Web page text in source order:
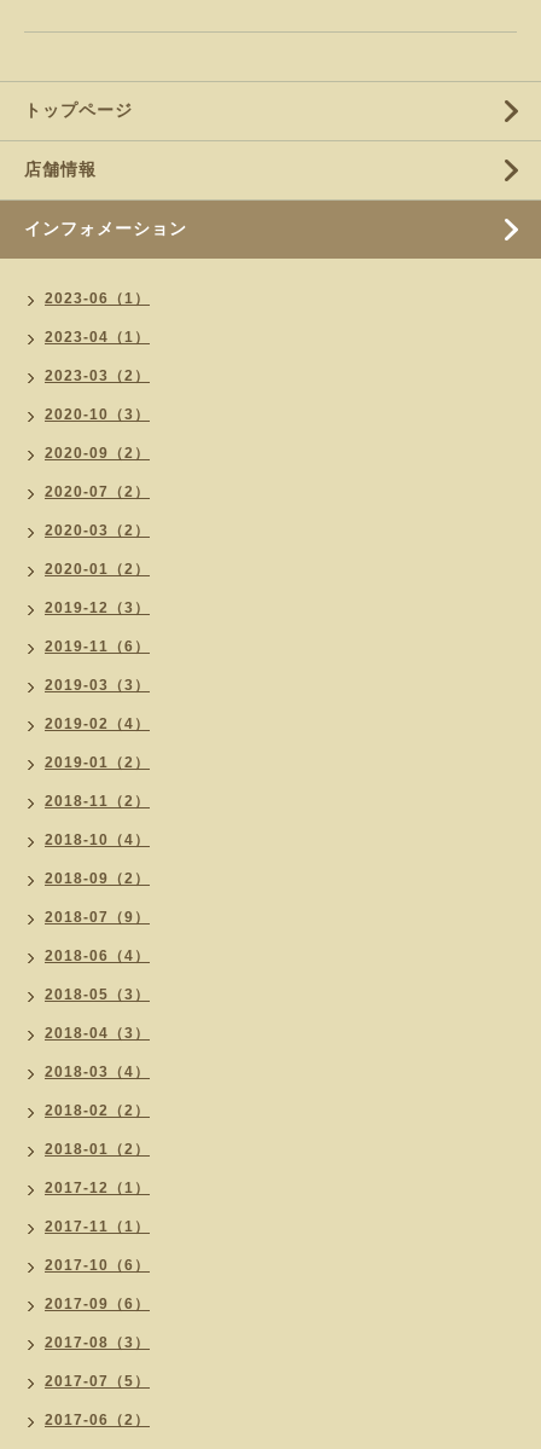
トップページ
店舗情報
インフォメーション
2023-06（1）
2023-04（1）
2023-03（2）
2020-10（3）
2020-09（2）
2020-07（2）
2020-03（2）
2020-01（2）
2019-12（3）
2019-11（6）
2019-03（3）
2019-02（4）
2019-01（2）
2018-11（2）
2018-10（4）
2018-09（2）
2018-07（9）
2018-06（4）
2018-05（3）
2018-04（3）
2018-03（4）
2018-02（2）
2018-01（2）
2017-12（1）
2017-11（1）
2017-10（6）
2017-09（6）
2017-08（3）
2017-07（5）
2017-06（2）